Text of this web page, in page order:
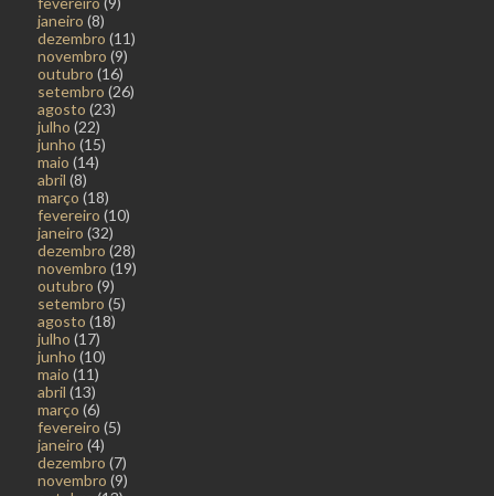
janeiro (8)
dezembro (11)
novembro (9)
outubro (16)
setembro (26)
agosto (23)
julho (22)
junho (15)
maio (14)
abril (8)
março (18)
fevereiro (10)
janeiro (32)
dezembro (28)
novembro (19)
outubro (9)
setembro (5)
agosto (18)
julho (17)
junho (10)
maio (11)
abril (13)
março (6)
fevereiro (5)
janeiro (4)
dezembro (7)
novembro (9)